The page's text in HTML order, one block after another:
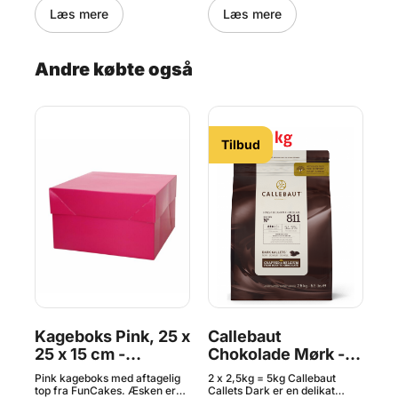
Læs mere Læs mere
Andre købte også
Kageboks Pink, 25 x
25 x 15 cm -
FunCakes
Pink kageboks med aftagelig
top fra FunCakes. Æsken er
Tilbud
Callebaut
Chokolade Mørk -
54,5 % Kakao, 5 kg
2 x 2,5kg = 5kg Callebaut
Callets Dark er en delikat